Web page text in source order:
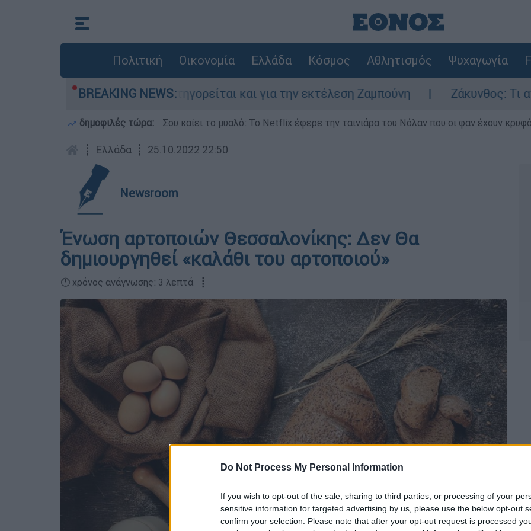
Do Not Process My Personal Information
If you wish to opt-out of the sale, sharing to third parties, or processing of your
sensitive information for targeted advertising by us, please use the below opt-out
confirm your selection. Please note that after your opt-out request is processed
Πολιτική Οικονομία Ελλάδα Κόσμος Αθλητισμός Ψυχαγωγία
BREAKING NEWS:
στην Ελλάδα - Κατηγορείται και για την εκτέλεση Ζαμπούνη Ζάκυνθος: Τι απαντά η
δημοφιλές τώρα: Σου καίει το μυαλό: Το Netflix έφερε την ταινιάρα του Νόλαν που οι φαν έχουν
┋ Ελλάδα ┋ 25.10.2022 22:50
Newsroom
Ένωση αρτοποιών Θεσσαλονίκης: Δεν Θα
δημιουργηθεί «καλάθι του αρτοποιού»
🕛 χρόνος ανάγνωσης: 3 λεπτά ┋